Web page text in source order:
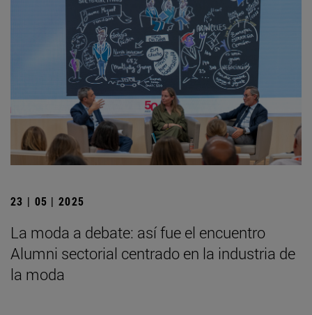
23 | 05 | 2025
La moda a debate: así fue el encuentro
Alumni sectorial centrado en la industria de
la moda